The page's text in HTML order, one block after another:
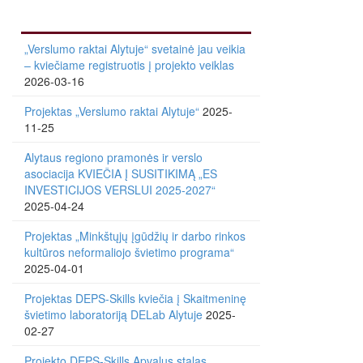
„Verslumo raktai Alytuje“ svetainė jau veikia
– kviečiame registruotis į projekto veiklas
2026-03-16
Projektas „Verslumo raktai Alytuje“ 2025-
11-25
Alytaus regiono pramonės ir verslo
asociacija KVIEČIA Į SUSITIKIMĄ „ES
INVESTICIJOS VERSLUI 2025-2027“
2025-04-24
Projektas „Minkštųjų įgūdžių ir darbo rinkos
kultūros neformaliojo švietimo programa“
2025-04-01
Projektas DEPS-Skills kviečia į Skaitmeninę
švietimo laboratoriją DELab Alytuje 2025-
02-27